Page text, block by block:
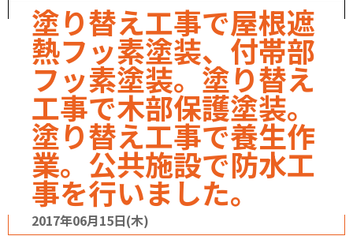
塗り替え工事で屋根遮
熱フッ素塗装、付帯部
フッ素塗装。塗り替え
工事で木部保護塗装。
塗り替え工事で養生作
業。公共施設で防水工
事を行いました。
2017年06月15日(木)